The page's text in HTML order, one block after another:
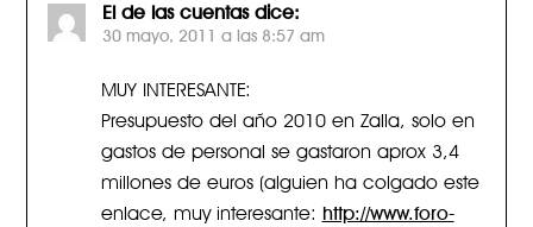
El de las cuentas dice:
30 mayo, 2011 a las 8:57 am
MUY INTERESANTE:
Presupuesto del año 2010 en Zalla, solo en
gastos de personal se gastaron aprox 3,4
millones de euros (alguien ha colgado este
enlace, muy interesante: http://www.foro-